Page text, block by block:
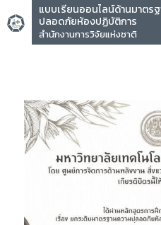
แบบเรียนออนไลน์ด้านมาตร
ปลอดภัยห้องปฏิบัติการ
สำนักงานการวิจัยแห่งชาติ